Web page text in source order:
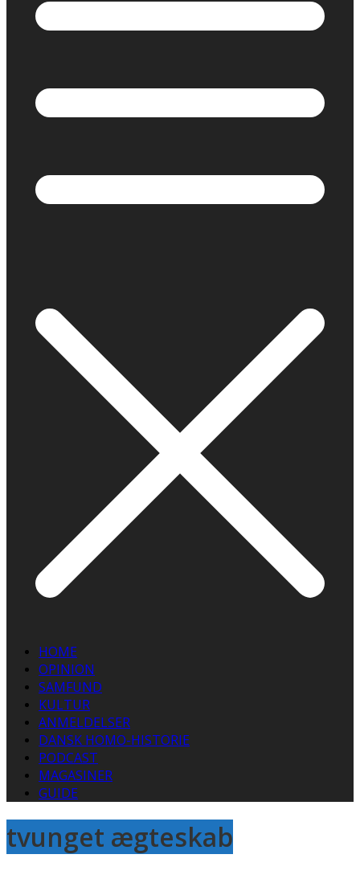
HOME
OPINION
SAMFUND
KULTUR
ANMELDELSER
DANSK HOMO-HISTORIE
PODCAST
MAGASINER
GUIDE
tvunget ægteskab